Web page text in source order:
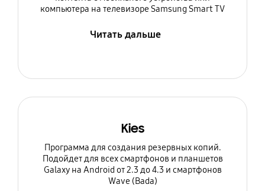
компьютера на телевизоре Samsung Smart TV
Читать дальше
Kies
Программа для создания резервных копий.
Подойдет для всех смартфонов и планшетов
Galaxy на Android от 2.3 до 4.3 и смартфонов
Wave (Bada)